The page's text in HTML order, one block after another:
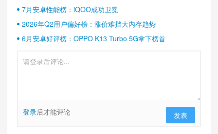
7月安卓性能榜：iQOO成功卫冕
2026年Q2用户偏好榜：涨价难挡大内存趋势
6月安卓好评榜：OPPO K13 Turbo 5G拿下榜首
登录后才能评论 发表